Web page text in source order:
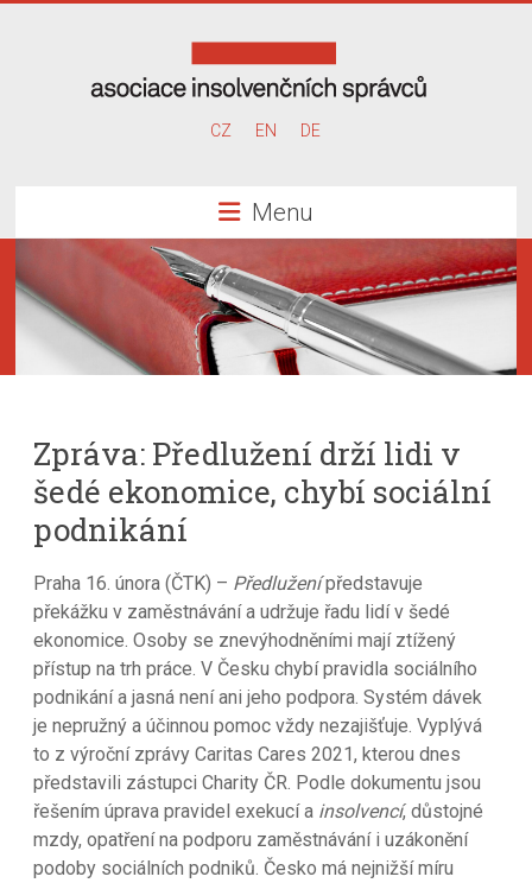
správců
CZ EN DE
Menu
Zpráva: Předlužení drží lidi v
šedé ekonomice, chybí sociální
podnikání
Praha 16. února (ČTK) – Předluženípředstavuje
překážku v zaměstnávání a udržuje řadu lidí v šedé
ekonomice. Osoby se znevýhodněními mají ztížený
přístup na trh práce. V Česku chybí pravidla sociálního
podnikání a jasná není ani jeho podpora. Systém dávek
je nepružný a účinnou pomoc vždy nezajišťuje. Vyplývá
to z výroční zprávy Caritas Cares 2021, kterou dnes
představili zástupci Charity ČR. Podle dokumentu jsou
řešením úprava pravidel exekucí a insolvencí, důstojné
mzdy, opatření na podporu zaměstnávání i uzákonění
podoby sociálních podniků. Česko má nejnižší míru